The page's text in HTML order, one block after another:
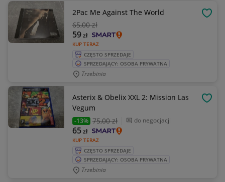
2Pac Me Against The World
65,00 zł
KUP TERAZ
59zł
CZĘSTO SPRZEDAJE
SPRZEDAJĄCY: OSOBA PRYWATNA
Trzebinia
Asterix & Obelix XXL 2: Mission Las
Vegum
-13% 75,00 zł do negocjacji
KUP TERAZ
65zł
CZĘSTO SPRZEDAJE
SPRZEDAJĄCY: OSOBA PRYWATNA
Trzebinia